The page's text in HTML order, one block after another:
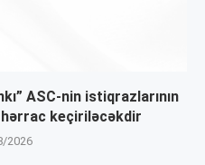
ASC-nin istiqrazlarının
keçiriləcəkdir
2026